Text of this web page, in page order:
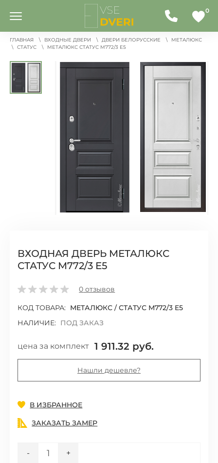
0
ГЛАВНАЯ ВХОДНЫЕ ДВЕРИ ДВЕРИ БЕЛОРУССКИЕ
МЕТАЛЮКС
СТАТУС
МЕТАЛЮКС СТАТУС М772/3 E5
ВХОДНАЯ ДВЕРЬ МЕТАЛЮКС
СТАТУС М772/3 E5
0 отзывов
КОД ТОВАРА:
МЕТАЛЮКС / СТАТУС М772/3 E5
НАЛИЧИЕ:
ПОД ЗАКАЗ
цена за комплект 1 911.32 руб.
Нашли дешевле?
Добавить
В ИЗБРАННОЕ
ЗАКАЗАТЬ ЗАМЕР
- +